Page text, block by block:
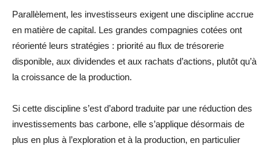
Parallèlement, les investisseurs exigent une discipline accrue
en matière de capital. Les grandes compagnies cotées ont
réorienté leurs stratégies : priorité au flux de trésorerie
disponible, aux dividendes et aux rachats d’actions, plutôt qu’à
la croissance de la production.
Si cette discipline s’est d’abord traduite par une réduction des
investissements bas carbone, elle s’applique désormais de
plus en plus à l’exploration et à la production, en particulier